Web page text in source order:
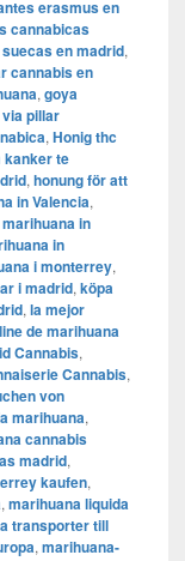
erasmus en
cannabicas
en madrid,
cannabis en
, goya
pillar
, Honig thc
kanker te
, honung för att
in Valencia,
in
in
i monterrey,
i madrid, köpa
, la mejor
de marihuana
Cannabis,
Cannabis,
von
marihuana,
cannabis
madrid,
kaufen,
, marihuana liquida
transporter till
, marihuana-